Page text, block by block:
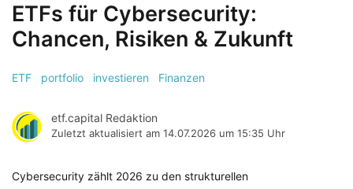
ETFs für Cybersecurity:
Chancen, Risiken & Zukunft
ETF portfolio investieren Finanzen
etf.capital Redaktion
Zuletzt aktualisiert am 14.07.2026 um 15:35 Uhr
Cybersecurity zählt 2026 zu den strukturellen